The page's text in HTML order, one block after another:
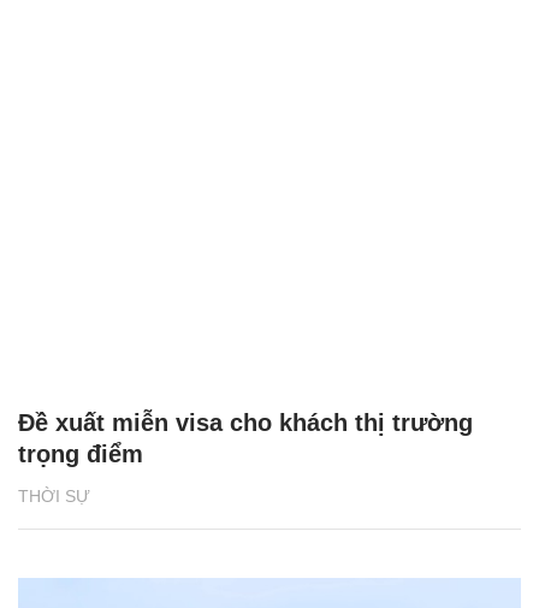
THỜI SỰ
Đề xuất miễn visa cho khách thị trường
trọng điểm